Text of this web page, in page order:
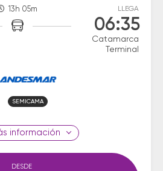
13h 05m LLEGA
06:35
Catamarca
Terminal
SEMICAMA
información
DESDE